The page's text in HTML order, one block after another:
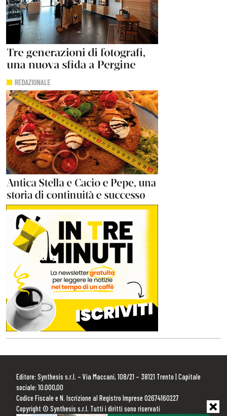
Editore: Synthesis s.r.l. – Via Maccani, 108/21 – 38121 Trento | Capitale
sociale: 10.000,00
Codice Fiscale e N. Iscrizione al Registro Imprese 02674160227
Copyright © Synthesis s.r.l. Tutti i diritti sono riservati